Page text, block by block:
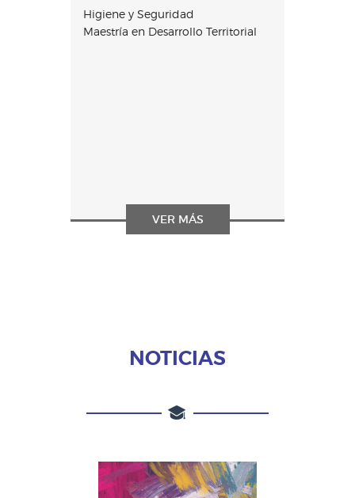
Higiene y Seguridad
Maestría en Desarrollo Territorial
VER MÁS
NOTICIAS